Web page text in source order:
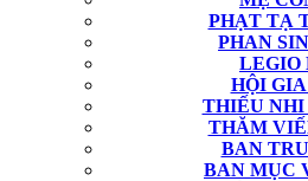
PHẠT TẠ
PHAN
LEGIO
HỘI
THIẾU
THĂM
BAN
BAN MỤC